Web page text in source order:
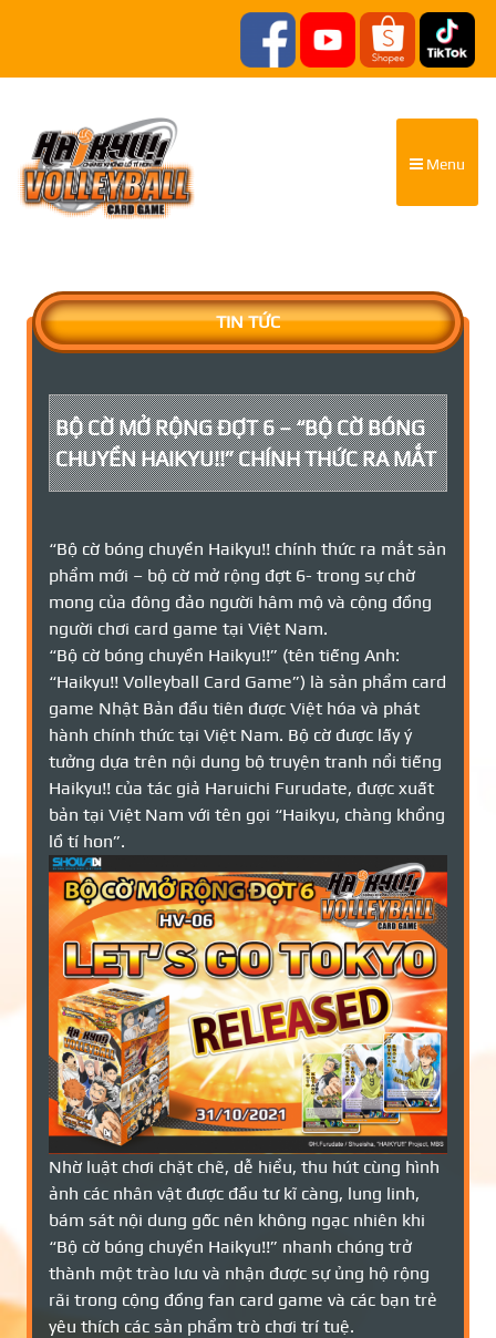
Menu
TIN TỨC
BỘ CỜ MỞ RỘNG ĐỢT 6 – “BỘ CỜ BÓNG
CHUYỀN HAIKYU!!” CHÍNH THỨC RA MẮT
“Bộ cờ bóng chuyền Haikyu!! chính thức ra mắt sản
phẩm mới – bộ cờ mở rộng đợt 6- trong sự chờ
mong của đông đảo người hâm mộ và cộng đồng
người chơi card game tại Việt Nam.
“Bộ cờ bóng chuyền Haikyu!!” (tên tiếng Anh:
“Haikyu!! Volleyball Card Game”) là sản phẩm card
game Nhật Bản đầu tiên được Việt hóa và phát
hành chính thức tại Việt Nam. Bộ cờ được lấy ý
tưởng dựa trên nội dung bộ truyện tranh nổi tiếng
Haikyu!! của tác giả Haruichi Furudate, được xuất
bản tại Việt Nam với tên gọi “Haikyu, chàng khổng
lồ tí hon”.
Nhờ luật chơi chặt chẽ, dễ hiểu, thu hút cùng hình
ảnh các nhân vật được đầu tư kĩ càng, lung linh,
bám sát nội dung gốc nên không ngạc nhiên khi
“Bộ cờ bóng chuyền Haikyu!!” nhanh chóng trở
thành một trào lưu và nhận được sự ủng hộ rộng
rãi trong cộng đồng fan card game và các bạn trẻ
yêu thích các sản phẩm trò chơi trí tuệ.